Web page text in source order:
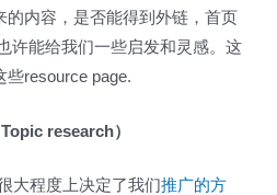
的内容，是否能得到外链，首页
许能给我们一些启发和灵感。这
些resource page.
research）
大程度上决定了我们推广的方